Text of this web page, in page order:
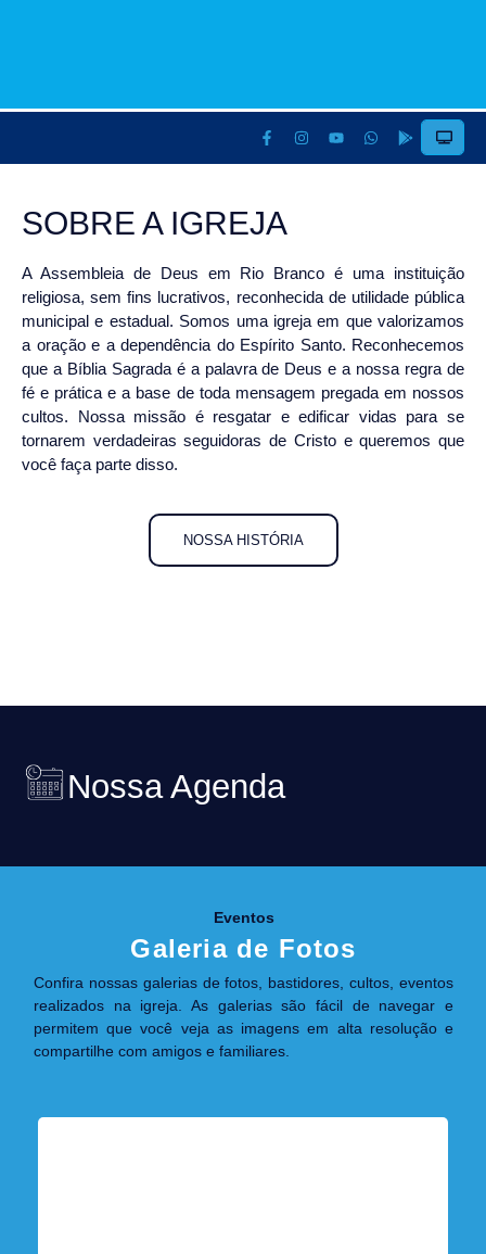
SOBRE A IGREJA
A Assembleia de Deus em Rio Branco é uma instituição
religiosa, sem fins lucrativos, reconhecida de utilidade pública
municipal e estadual. Somos uma igreja em que valorizamos
a oração e a dependência do Espírito Santo. Reconhecemos
que a Bíblia Sagrada é a palavra de Deus e a nossa regra de
fé e prática e a base de toda mensagem pregada em nossos
cultos. Nossa missão é resgatar e edificar vidas para se
tornarem verdadeiras seguidoras de Cristo e queremos que
você faça parte disso.
NOSSA HISTÓRIA
Nossa Agenda
Eventos
Galeria de Fotos
Confira nossas galerias de fotos, bastidores, cultos, eventos
realizados na igreja. As galerias são fácil de navegar e
permitem que você veja as imagens em alta resolução e
compartilhe com amigos e familiares.